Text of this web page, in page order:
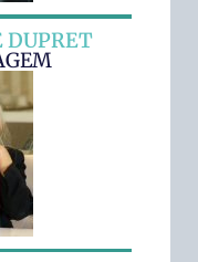
DUPRET